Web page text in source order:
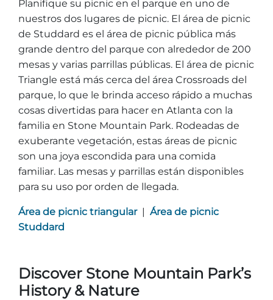
Planifique su picnic en el parque en uno de
nuestros dos lugares de picnic. El área de picnic
de Studdard es el área de picnic pública más
grande dentro del parque con alrededor de 200
mesas y varias parrillas públicas. El área de picnic
Triangle está más cerca del área Crossroads del
parque, lo que le brinda acceso rápido a muchas
cosas divertidas para hacer en Atlanta con la
familia en Stone Mountain Park. Rodeadas de
exuberante vegetación, estas áreas de picnic
son una joya escondida para una comida
familiar. Las mesas y parrillas están disponibles
para su uso por orden de llegada.
Área de picnic triangular| Área de picnic
Studdard
Discover Stone Mountain Park’s
History & Nature